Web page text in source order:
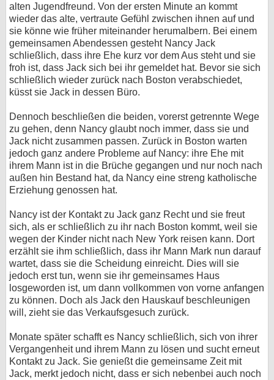
alten Jugendfreund. Von der ersten Minute an kommt
wieder das alte, vertraute Gefühl zwischen ihnen auf und
sie könne wie früher miteinander herumalbern. Bei einem
gemeinsamen Abendessen gesteht Nancy Jack
schließlich, dass ihre Ehe kurz vor dem Aus steht und sie
froh ist, dass Jack sich bei ihr gemeldet hat. Bevor sie sich
schließlich wieder zurück nach Boston verabschiedet,
küsst sie Jack in dessen Büro.
Dennoch beschließen die beiden, vorerst getrennte Wege
zu gehen, denn Nancy glaubt noch immer, dass sie und
Jack nicht zusammen passen. Zurück in Boston warten
jedoch ganz andere Probleme auf Nancy: ihre Ehe mit
ihrem Mann ist in die Brüche gegangen und nur noch nach
außen hin Bestand hat, da Nancy eine streng katholische
Erziehung genossen hat.
Nancy ist der Kontakt zu Jack ganz Recht und sie freut
sich, als er schließlich zu ihr nach Boston kommt, weil sie
wegen der Kinder nicht nach New York reisen kann. Dort
erzählt sie ihm schließlich, dass ihr Mann Mark nun darauf
wartet, dass sie die Scheidung einreicht. Dies will sie
jedoch erst tun, wenn sie ihr gemeinsames Haus
losgeworden ist, um dann vollkommen von vorne anfangen
zu können. Doch als Jack den Hauskauf beschleunigen
will, zieht sie das Verkaufsgesuch zurück.
Monate später schafft es Nancy schließlich, sich von ihrer
Vergangenheit und ihrem Mann zu lösen und sucht erneut
Kontakt zu Jack. Sie genießt die gemeinsame Zeit mit
Jack, merkt jedoch nicht, dass er sich nebenbei auch noch
Kontakt
Nutzungsbedingungen
Datenschutz
Impressum
Desktop-Ansicht
myFanbase